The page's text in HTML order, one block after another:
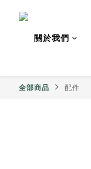
關於我們
全部商品 配件